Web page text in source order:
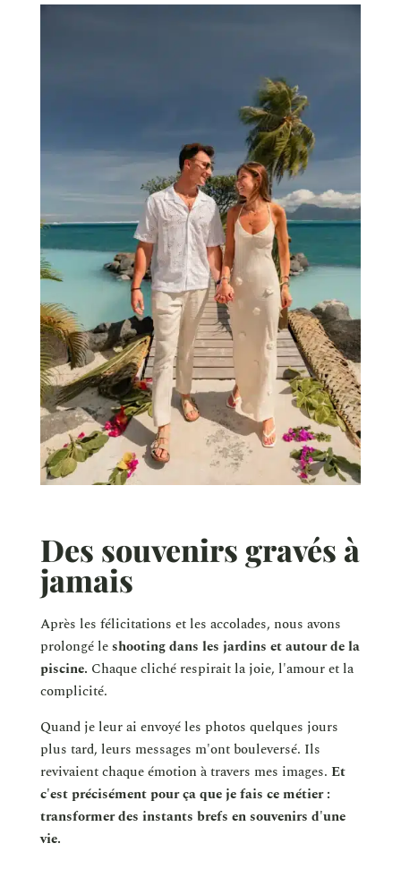
Des souvenirs gravés à
jamais
Après les félicitations et les accolades, nous avons
prolongé leshooting dans les jardins et autour de la
piscine. Chaque cliché respirait la joie, l'amour et la
complicité.
Quand je leur ai envoyé les photos quelques jours
plus tard, leurs messages m'ont bouleversé. Ils
revivaient chaque émotion à travers mes images. Et
c'est précisément pour ça que je fais ce métier :
transformer des instants brefs en souvenirs d'une
vie.